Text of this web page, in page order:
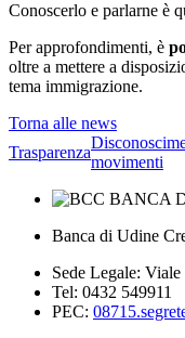
Conoscerlo e parlarne è
Per approfondimenti, è
oltre a mettere a
tema immigrazione.
Torna alle news
Trasparenza
movimenti
Banca di Udine
Sede Legale:
Tel: 0432 549911
PEC: